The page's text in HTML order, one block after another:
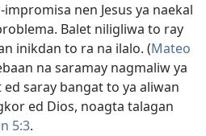
impromisa nen Jesus ya naekal
Balet niligliwa to ray
inikdan to ra na ilalo. (Mateo
na saramay nagmaliw ya
saray bangat to ya aliwan
ed Dios, noagta talagan
5:3.